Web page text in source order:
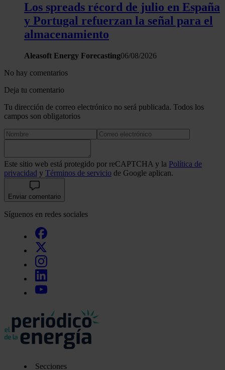
haya proporcionado o que hayan recopilado a partir del uso
hecho de sus servicios.
Los spreads récord de julio en España
y Portugal refuerzan la señal para el
almacenamiento
Aleasoft Energy Forecasting06/08/2026
No hay comentarios
Deja tu comentario
Tu dirección de correo electrónico no será publicada. Todos los
campos son obligatorios
Este sitio web está protegido por reCAPTCHA y la Política de
privacidad y Términos de servicio de Google aplican.
Enviar comentario
Síguenos en redes sociales
Secciones